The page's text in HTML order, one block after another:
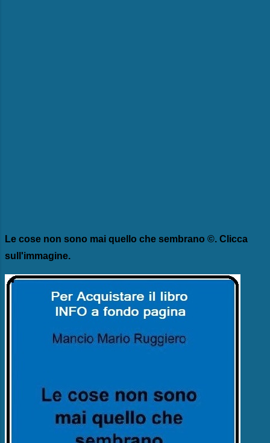
Le cose non sono mai quello che sembrano ©. Clicca
sull'immagine.